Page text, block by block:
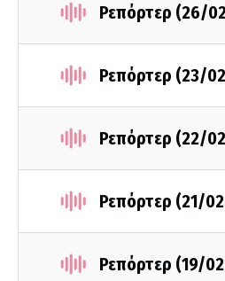
Ρεπόρτερ (26/
Ρεπόρτερ (23/
Ρεπόρτερ (22/
Ρεπόρτερ (21/
Ρεπόρτερ (19/